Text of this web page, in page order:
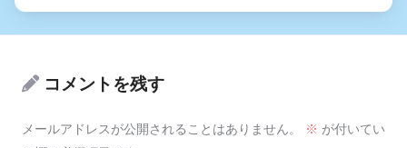
コメントを残す
メールアドレスが公開されることはありません。 ※ が付いてい